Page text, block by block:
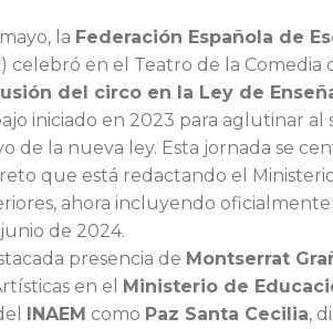
la Federación Española de
celebró en el Teatro de la Comedia
del circo en la Ley de
iniciado en 2023 para aglutinar al
de la nueva ley. Esta jornada se
que está redactando el
ahora incluyendo
de 2024.
presencia de Montserrat
en el Ministerio de
INAEM como Paz Santa Cecilia,